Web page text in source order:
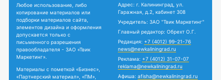
Любое использование, либо
копирование материалов или
подборки материалов сайта,
элементов дизайна и оформления
допускается только с
письменного разрешения
правообладателя - ЗАО «Твик
Маркетинг».
Материалы с пометкой «Бизнес»,
«Партнерский материал», «ПМ»,
Адрес: г. Калининград, ул.
Гаражная, д.2, кабинет 308
Учредитель: ЗАО "Твик Маркетинг"
Главный редактор: Обрехт О.Г.
Редакция: +7 (4012) 99-21-76
news@newkaliningrad.ru
Реклама: +7 (4012) 31-07-07
reklama@newkaliningrad.ru
Афиша: afisha@newkaliningrad.ru